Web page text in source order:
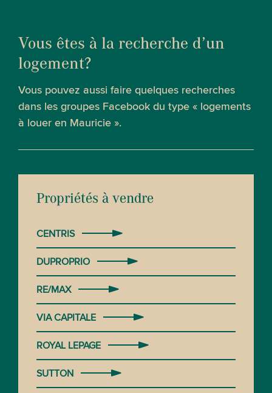
Vous êtes à la recherche d’un
logement?
Vous pouvez aussi faire quelques recherches
dans les groupes Facebook du type « logements
à louer en Mauricie ».
Propriétés à vendre
CENTRIS
DUPROPRIO
RE/MAX
VIA CAPITALE
ROYAL LEPAGE
SUTTON